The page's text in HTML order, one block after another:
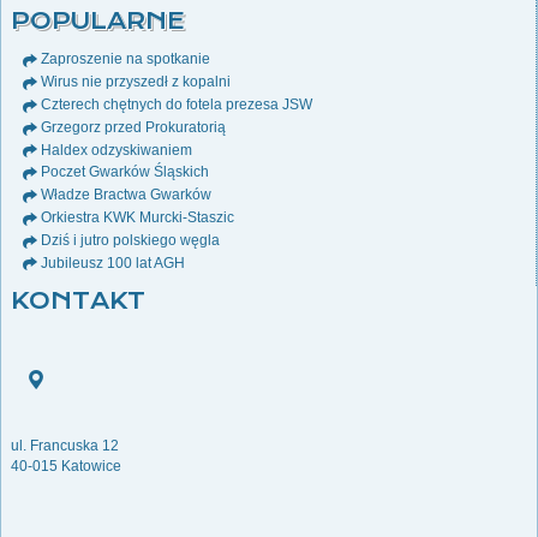
POPULARNE
Zaproszenie na spotkanie
Wirus nie przyszedł z kopalni
Czterech chętnych do fotela prezesa JSW
Grzegorz przed Prokuratorią
Haldex odzyskiwaniem
Poczet Gwarków Śląskich
Władze Bractwa Gwarków
Orkiestra KWK Murcki-Staszic
Dziś i jutro polskiego węgla
Jubileusz 100 lat AGH
KONTAKT
ul. Francuska 12
40-015 Katowice